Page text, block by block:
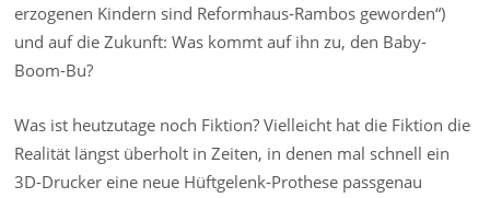
erzogenen Kindern sind Reformhaus-Rambos geworden“)
und auf die Zukunft: Was kommt auf ihn zu, den Baby-
Boom-Bu?
Was ist heutzutage noch Fiktion? Vielleicht hat die Fiktion die
Realität längst überholt in Zeiten, in denen mal schnell ein
3D-Drucker eine neue Hüftgelenk-Prothese passgenau